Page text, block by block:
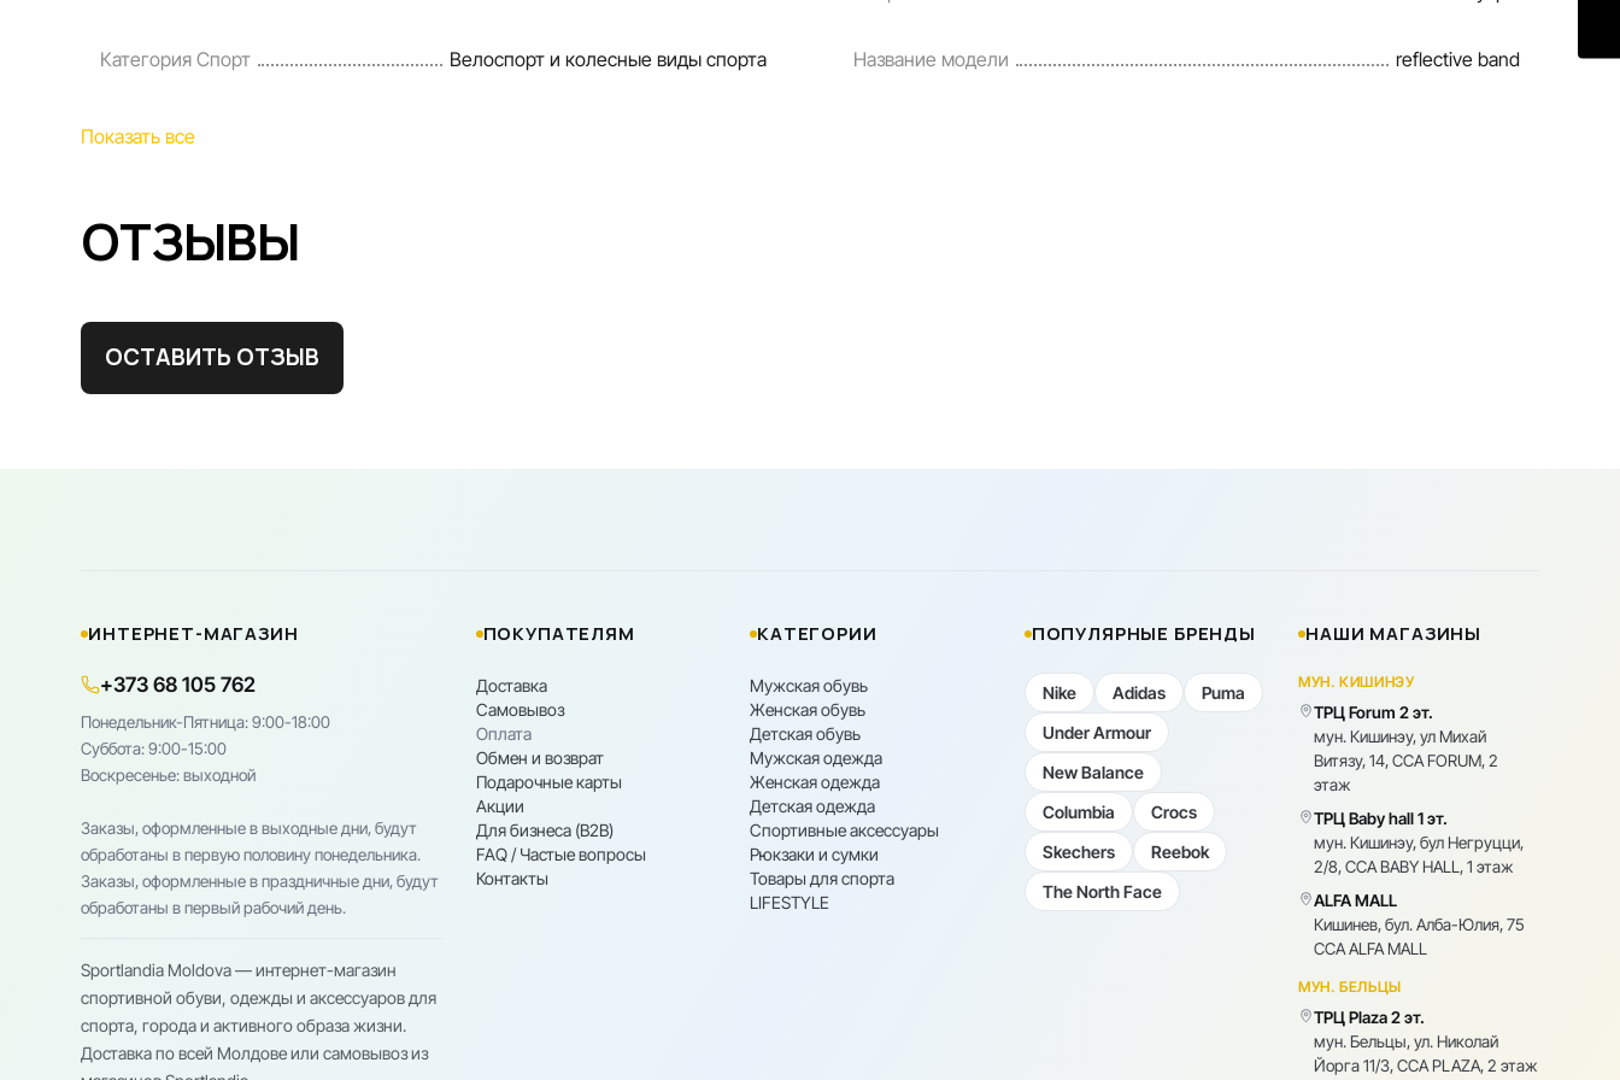
Категория Спорт Велоспорт и колесные виды спорта Название модели reflective band
Показать все
ОТЗЫВЫ
ОСТАВИТЬ ОТЗЫВ
ИНТЕРНЕТ-МАГАЗИН
+373 68 105 762
Понедельник-Пятница: 9:00-18:00
Cуббота: 9:00-15:00
Воскресенье: выходной
Заказы, оформленные в выходные дни, будут
обработаны в первую половину понедельника.
Заказы, оформленные в праздничные дни, будут
обработаны в первый рабочий день.
Sportlandia Moldova — интернет-магазин
спортивной обуви, одежды и аксессуаров для
спорта, города и активного образа жизни.
Доставка по всей Молдове или самовывоз из
ПОКУПАТЕЛЯМ
Доставка
Самовывоз
Оплата
Обмен и возврат
Подарочные карты
Акции
Для бизнеса (B2B)
FAQ / Частые вопросы
Контакты
КАТЕГОРИИ
Мужская обувь
Женская обувь
Детская обувь
Мужская одежда
Женская одежда
Детская одежда
Спортивные аксессуары
Рюкзаки и сумки
Товары для спорта
LIFESTYLE
ПОПУЛЯРНЫЕ БРЕНДЫ
Nike Adidas
Puma
Under Armour
New Balance
Columbia
Crocs
Skechers
Reebok
The North Face
НАШИ МАГАЗИНЫ
МУН. КИШИНЭУ
ТРЦ Forum 2 эт.
мун. Кишинэу, ул Михай
Витязу, 14, CCA FORUM, 2
этаж
ТРЦ Baby hall 1 эт.
мун. Кишинэу, бул Негруцци,
2/8, CCA BABY HALL, 1 этаж
ALFA MALL
Кишинев, бул. Алба-Юлия, 75
CCA ALFA MALL
МУН. БЕЛЬЦЫ
ТРЦ Plaza 2 эт.
мун. Бельцы, ул. Николай
Йорга 11/3, CCA PLAZA, 2 этаж